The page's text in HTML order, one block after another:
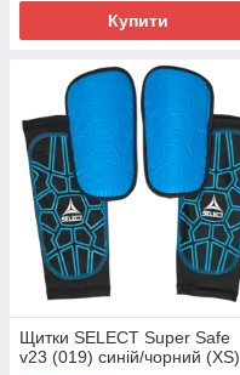
Купити
Щитки SELECT Super Safe
v23 (019) синій/чорний (XS)